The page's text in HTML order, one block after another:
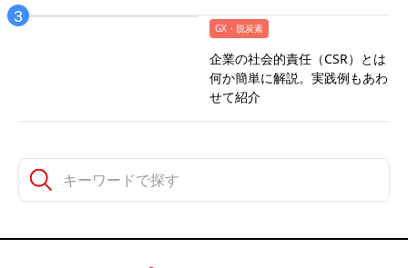
GX・脱炭素
企業の社会的責任（CSR）とは
何か簡単に解説。実践例もあわ
せて紹介